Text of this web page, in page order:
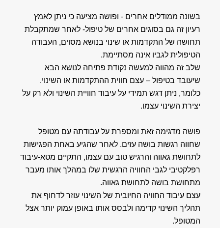
בשונה ממודלים אחרים - ופושה מציעה כי ניתן לאמץ
רעיון זה גם בסוגים אחרים של טיפול- לאחר שמתקבלת
תחושה של התקדמות או שינוי בנושא מסוים, העבודה
הטיפולית לגביו אינה מסתיימת.
שלב זה מהווה למעשה נקודת פתיחה לנושא הבא
שיעובד בטיפול – עצם חווית ההתקדמות או השינוי.
כלומר, ניתן דגש תמידי על עיבוד חוויית השינוי ולא רק על
יצירת השינוי עצמו.
פושה מדגימה זאת ומספרת על עבודתה עם מטופל
שחווה רגשות בושה עזים. לאחר שהגיע באחת הפגישות
לתחושת גאווה והרגיש טוב עם עצמו, התקיים מטא-עיבוד
רפלקטיבי לגבי החוויה הרגשית שלו במהלך אותו מעבר
מתחושת בושה לתחושת גאווה.
עצם עיבוד החוויה החיובית של השינוי עוזר לדחוף את
תהליך השינוי קדימה ולבסס אותו באופן עמוק יותר אצל
המטופל.